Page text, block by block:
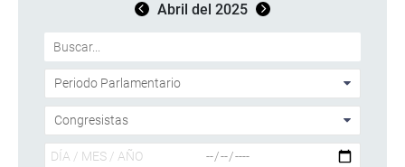
Abril del 2025